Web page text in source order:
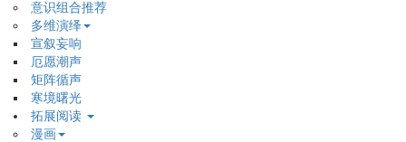
意识组合推荐
多维演绎
宣叙妄响
厄愿潮声
矩阵循声
寒境曙光
拓展阅读
漫画